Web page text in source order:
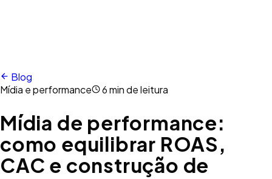
Blog
Mídia e performance
6 min de leitura
Mídia de performance:
como equilibrar ROAS,
CAC e construção de